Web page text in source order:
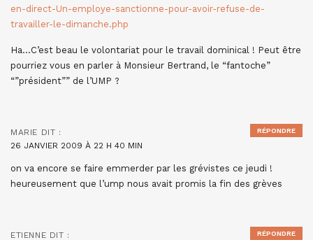
en-direct-Un-employe-sanctionne-pour-avoir-refuse-de-
travailler-le-dimanche.php
Ha…C’est beau le volontariat pour le travail dominical ! Peut être
pourriez vous en parler à Monsieur Bertrand, le “fantoche”
“”président”” de l’UMP ?
MARIE DIT :
26 JANVIER 2009 À 22 H 40 MIN
on va encore se faire emmerder par les grévistes ce jeudi !
heureusement que l’ump nous avait promis la fin des grèves
RÉPONDRE
ETIENNE DIT :
RÉPONDRE